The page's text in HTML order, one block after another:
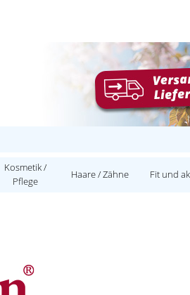
Kosmetik /
Pflege
Haare / Zähne Fit und